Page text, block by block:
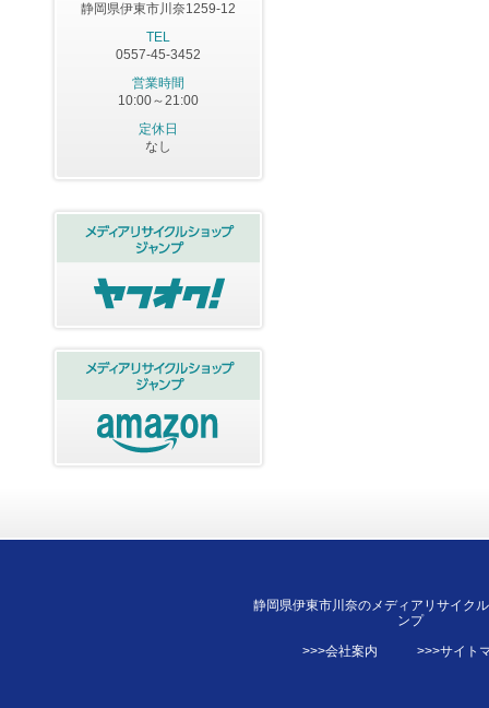
静岡県伊東市川奈1259-12
TEL
0557-45-3452
営業時間
10:00～21:00
定休日
なし
静岡県伊東市川奈のメディアリサイク
ンプ
>>>会社案内
>>>サイト